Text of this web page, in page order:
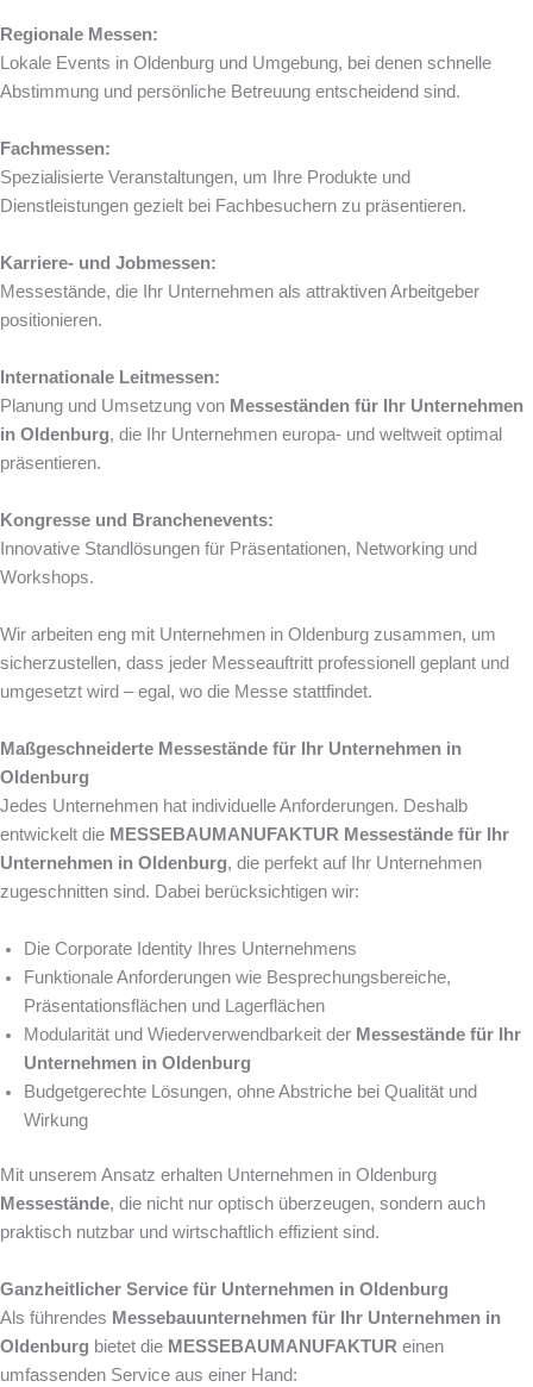
Regionale Messen:
Lokale Events in Oldenburg und Umgebung, bei denen schnelle
Abstimmung und persönliche Betreuung entscheidend sind.
Fachmessen:
Spezialisierte Veranstaltungen, um Ihre Produkte und
Dienstleistungen gezielt bei Fachbesuchern zu präsentieren.
Karriere- und Jobmessen:
Messestände, die Ihr Unternehmen als attraktiven Arbeitgeber
positionieren.
Internationale Leitmessen:
Planung und Umsetzung von Messeständen für Ihr Unternehmen
in Oldenburg, die Ihr Unternehmen europa- und weltweit optimal
präsentieren.
Kongresse und Branchenevents:
Innovative Standlösungen für Präsentationen, Networking und
Workshops.
Wir arbeiten eng mit Unternehmen in Oldenburg zusammen, um
sicherzustellen, dass jeder Messeauftritt professionell geplant und
umgesetzt wird – egal, wo die Messe stattfindet.
Maßgeschneiderte Messestände für Ihr Unternehmen in
Oldenburg
Jedes Unternehmen hat individuelle Anforderungen. Deshalb
entwickelt die MESSEBAUMANUFAKTUR Messestände für Ihr
Unternehmen in Oldenburg, die perfekt auf Ihr Unternehmen
zugeschnitten sind. Dabei berücksichtigen wir:
Die Corporate Identity Ihres Unternehmens
Funktionale Anforderungen wie Besprechungsbereiche,
Präsentationsflächen und Lagerflächen
Modularität und Wiederverwendbarkeit der Messestände für Ihr
Unternehmen in Oldenburg
Budgetgerechte Lösungen, ohne Abstriche bei Qualität und
Wirkung
Mit unserem Ansatz erhalten Unternehmen in Oldenburg
Messestände, die nicht nur optisch überzeugen, sondern auch
praktisch nutzbar und wirtschaftlich effizient sind.
Ganzheitlicher Service für Unternehmen in Oldenburg
Als führendes Messebauunternehmen für Ihr Unternehmen in
Oldenburg bietet die MESSEBAUMANUFAKTUR einen
umfassenden Service aus einer Hand: